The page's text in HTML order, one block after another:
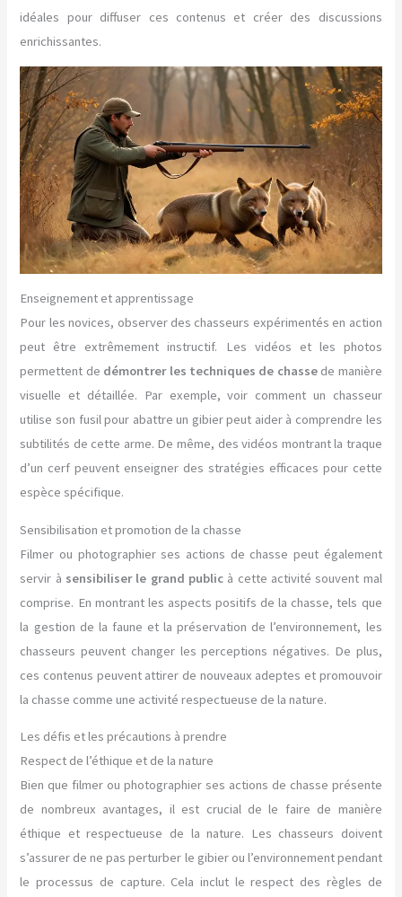
idéales pour diffuser ces contenus et créer des discussions
enrichissantes.
Enseignement et apprentissage
Pour les novices, observer des chasseurs expérimentés en action
peut être extrêmement instructif. Les vidéos et les photos
permettent de démontrer les techniques de chassede manière
visuelle et détaillée. Par exemple, voir comment un chasseur
utilise son fusil pour abattre un gibier peut aider à comprendre les
subtilités de cette arme. De même, des vidéos montrant la traque
d’un cerf peuvent enseigner des stratégies efficaces pour cette
espèce spécifique.
Sensibilisation et promotion de la chasse
Filmer ou photographier ses actions de chasse peut également
servir à sensibiliser le grand public à cette activité souvent mal
comprise. En montrant les aspects positifs de la chasse, tels que
la gestion de la faune et la préservation de l’environnement, les
chasseurs peuvent changer les perceptions négatives. De plus,
ces contenus peuvent attirer de nouveaux adeptes et promouvoir
la chasse comme une activité respectueuse de la nature.
Les défis et les précautions à prendre
Respect de l’éthique et de la nature
Bien que filmer ou photographier ses actions de chasse présente
de nombreux avantages, il est crucial de le faire de manière
éthique et respectueuse de la nature. Les chasseurs doivent
s’assurer de ne pas perturber le gibier ou l’environnement pendant
le processus de capture. Cela inclut le respect des règles de